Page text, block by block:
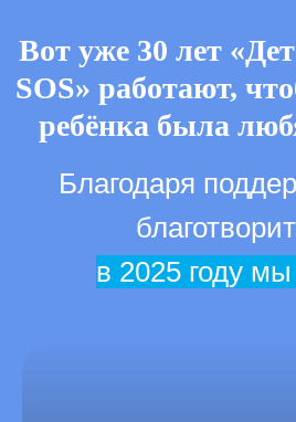
Вот уже 30 лет
SOS» работают,
ребёнка была
Благодаря
в 2025 году